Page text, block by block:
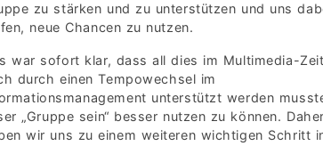
zu stärken und zu unterstützen und uns
neue Chancen zu nutzen.
war sofort klar, dass all dies im Multimedia-
durch einen Tempowechsel im
unterstützt werden
„Gruppe sein“ besser nutzen zu können. Daher
wir uns zu einem weiteren wichtigen Schritt